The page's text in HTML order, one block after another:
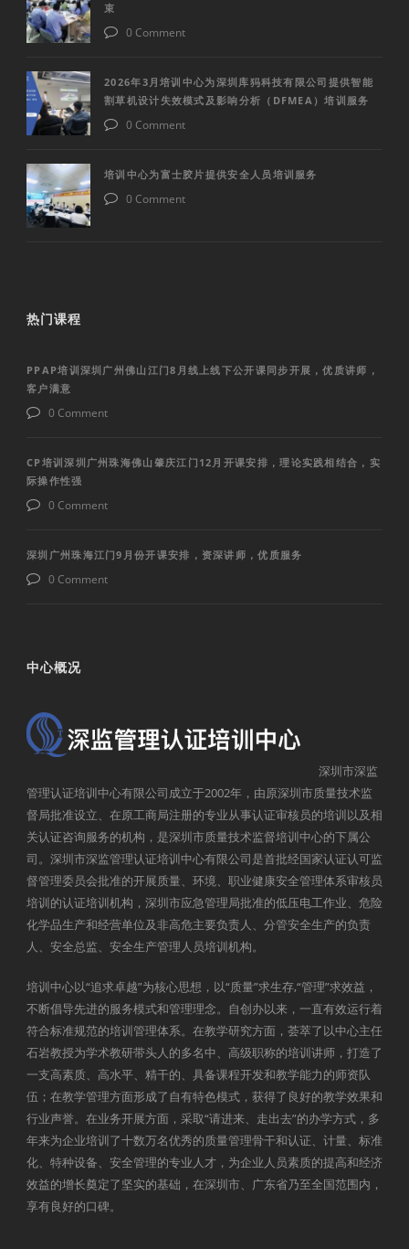
束
0 Comment
2026年3月培训中心为深圳库犸科技有限公司提供智能
割草机设计失效模式及影响分析（DFMEA）培训服务
0 Comment
培训中心为富士胶片提供安全人员培训服务
0 Comment
热门课程
PPAP培训深圳广州佛山江门8月线上线下公开课同步开展，优质讲师，
客户满意
0 Comment
CP培训深圳广州珠海佛山肇庆江门12月开课安排，理论实践相结合，实
际操作性强
0 Comment
深圳广州珠海江门9月份开课安排，资深讲师，优质服务
0 Comment
中心概况
深圳市深监
管理认证培训中心有限公司成立于2002年，由原深圳市质量技术监
督局批准设立、在原工商局注册的专业从事认证审核员的培训以及相
关认证咨询服务的机构，是深圳市质量技术监督培训中心的下属公
司。深圳市深监管理认证培训中心有限公司是首批经国家认证认可监
督管理委员会批准的开展质量、环境、职业健康安全管理体系审核员
培训的认证培训机构，深圳市应急管理局批准的低压电工作业、危险
化学品生产和经营单位及非高危主要负责人、分管安全生产的负责
人、安全总监、安全生产管理人员培训机构。
培训中心以“追求卓越”为核心思想，以“质量”求生存,“管理”求效益，
不断倡导先进的服务模式和管理理念。自创办以来，一直有效运行着
符合标准规范的培训管理体系。在教学研究方面，荟萃了以中心主任
石岩教授为学术教研带头人的多名中、高级职称的培训讲师，打造了
一支高素质、高水平、精干的、具备课程开发和教学能力的师资队
伍；在教学管理方面形成了自有特色模式，获得了良好的教学效果和
行业声誉。在业务开展方面，采取“请进来、走出去”的办学方式，多
年来为企业培训了十数万名优秀的质量管理骨干和认证、计量、标准
化、特种设备、安全管理的专业人才，为企业人员素质的提高和经济
效益的增长奠定了坚实的基础，在深圳市、广东省乃至全国范围内，
享有良好的口碑。